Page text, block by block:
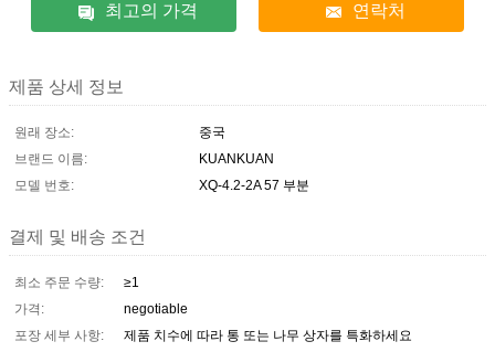
최고의 가격 연락처
제품 상세 정보
원래 장소:
중국
브랜드 이름:
KUANKUAN
모델 번호:
XQ-4.2-2A 57 부분
결제 및 배송 조건
최소 주문 수량:
≥1
가격:
negotiable
포장 세부 사항:
제품 치수에 따라 통 또는 나무 상자를 특화하세요